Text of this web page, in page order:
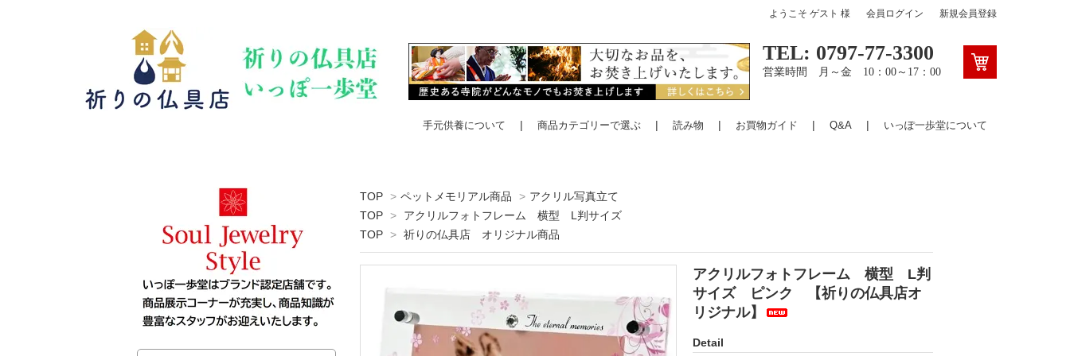
ようこそ ゲスト 様 会員ログイン 新規会員登録
TEL: 0797-77-3300
営業時間 月～金 10：00～17：00
手元供養について 商品カテゴリーで選ぶ 読み物 お買物ガイド Q&A いっぽ一歩堂について
TOP > ペットメモリアル商品 > アクリル写真立て
TOP >
アクリルフォトフレーム 横型 L判サイズ
TOP > 祈りの仏具店 オリジナル商品
アクリルフォトフレーム 横型 L判
サイズ ピンク 【祈りの仏具店オ
リジナル】
Detail